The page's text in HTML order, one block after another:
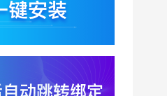
端智能助手与应用分发
2026-07-30
悟空大圣上映5天票房仅
15万？国产动画宣发失
灵暴露渠道归因黑洞
2026-07-30